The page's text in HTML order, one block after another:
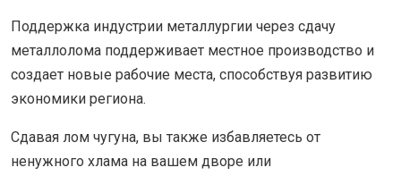
Поддержка индустрии металлургии через сдачу
металлолома поддерживает местное производство и
создает новые рабочие места, способствуя развитию
экономики региона.
Сдавая лом чугуна, вы также избавляетесь от
ненужного хлама на вашем дворе или